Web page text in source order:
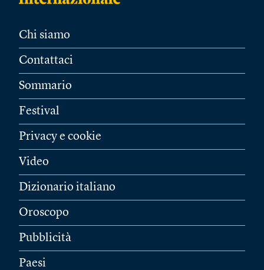
Chi siamo
Contattaci
Sommario
Festival
Privacy e cookie
Video
Dizionario italiano
Oroscopo
Pubblicità
Paesi